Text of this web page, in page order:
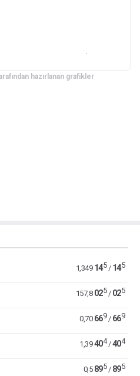
hazırlanan grafikler
1,349 145/ 145
157,8 025/ 025
0,70 669/ 669
1,39 404/404
0,5 895/ 895